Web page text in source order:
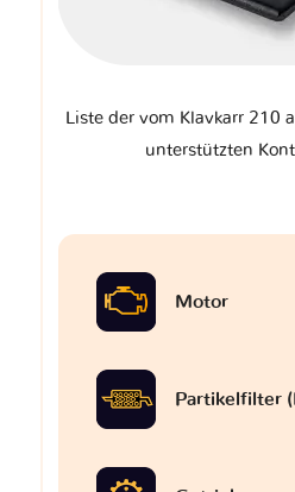
Liste der vom Klavkarr 210
unterstützten
Motor
Partikelfilter